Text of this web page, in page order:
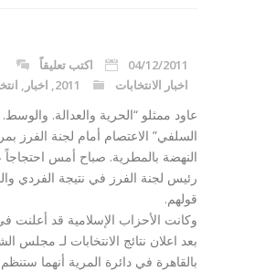
04/12/2011
اكتب تعليقاً
اخبار الانتخابات
2011
, اخبار ,
عاود ممثلو “الحرية والعدالة. والوسط.
السلفي” الاعتصام أمام لجنة الفرز
النهضة بالمطرية. صباح أمس
رئيس لجنة الفرز في نتيجة الفردي
قولهم.
وكانت الأحزاب الإسلامية قد
بالقاهرة في دائرة المرية أنهما